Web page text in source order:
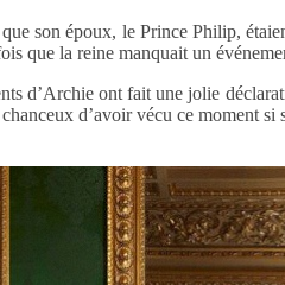
son époux, le Prince Philip,
que la reine manquait un
d’Archie ont fait une jolie
d’avoir vécu ce moment